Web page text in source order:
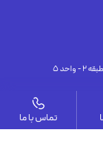
تماس با ما